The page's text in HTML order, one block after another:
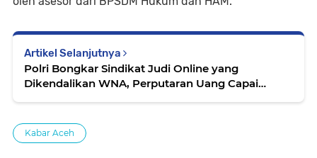
Artikel Selanjutnya
Polri Bongkar Sindikat Judi Online yang
Dikendalikan WNA, Perputaran Uang Capai
Kabar Aceh